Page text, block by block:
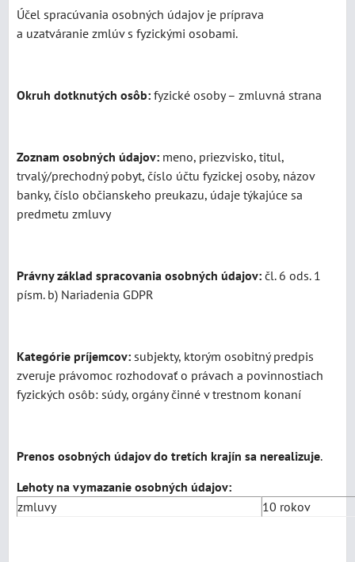
Účel spracúvania osobných údajov je príprava
a uzatváranie zmlúv s fyzickými osobami.
Okruh dotknutých osôb: fyzické osoby – zmluvná strana
Zoznam osobných údajov: meno, priezvisko, titul,
trvalý/prechodný pobyt, číslo účtu fyzickej osoby, názov
banky, číslo občianskeho preukazu, údaje týkajúce sa
predmetu zmluvy
Právny základ spracovania osobných údajov: čl. 6 ods. 1
písm. b) Nariadenia GDPR
Kategórie príjemcov: subjekty, ktorým osobitný predpis
zveruje právomoc rozhodovať o právach a povinnostiach
fyzických osôb: súdy, orgány činné v trestnom konaní
Prenos osobných údajov do tretích krajín sa nerealizuje.
Lehoty na vymazanie osobných údajov:
zmluvy
10 rokov